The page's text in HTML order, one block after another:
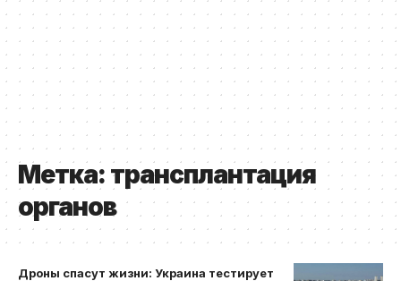
Метка: трансплантация
органов
Дроны спасут жизни: Украина тестирует